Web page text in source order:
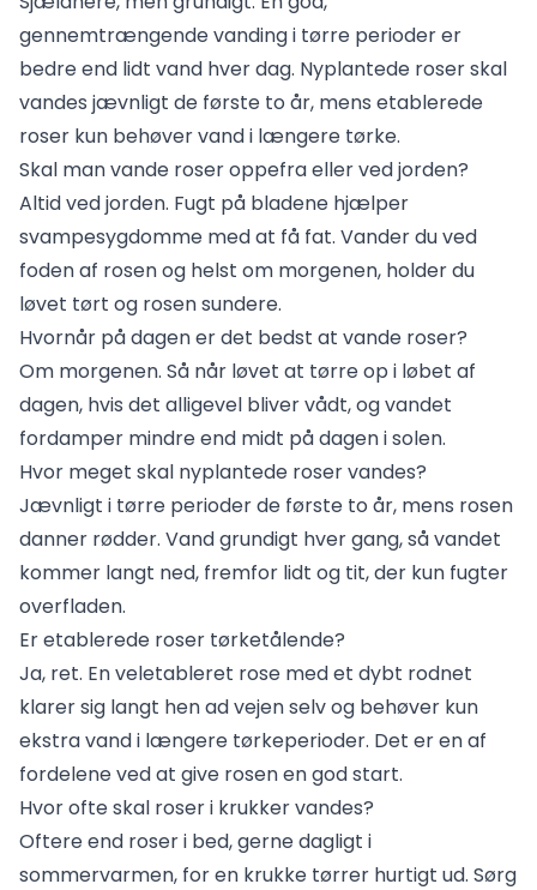
gennemtrængende vanding i tørre perioder er
bedre end lidt vand hver dag. Nyplantede roser skal
vandes jævnligt de første to år, mens etablerede
roser kun behøver vand i længere tørke.
Skal man vande roser oppefra eller ved jorden?
Altid ved jorden. Fugt på bladene hjælper
svampesygdomme med at få fat. Vander du ved
foden af rosen og helst om morgenen, holder du
løvet tørt og rosen sundere.
Hvornår på dagen er det bedst at vande roser?
Om morgenen. Så når løvet at tørre op i løbet af
dagen, hvis det alligevel bliver vådt, og vandet
fordamper mindre end midt på dagen i solen.
Hvor meget skal nyplantede roser vandes?
Jævnligt i tørre perioder de første to år, mens rosen
danner rødder. Vand grundigt hver gang, så vandet
kommer langt ned, fremfor lidt og tit, der kun fugter
overfladen.
Er etablerede roser tørketålende?
Ja, ret. En veletableret rose med et dybt rodnet
klarer sig langt hen ad vejen selv og behøver kun
ekstra vand i længere tørkeperioder. Det er en af
fordelene ved at give rosen en god start.
Hvor ofte skal roser i krukker vandes?
Oftere end roser i bed, gerne dagligt i
sommervarmen, for en krukke tørrer hurtigt ud. Sørg